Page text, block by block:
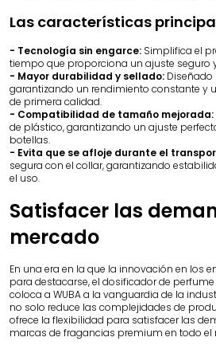
Las características
- Tecnología sin engarce: Simplifica el
tiempo que proporciona un ajuste seguro
- Mayor durabilidad y sellado:
garantizando un rendimiento constante y
de primera calidad.
- Compatibilidad de tamaño mejorada:
de plástico, garantizando un ajuste
botellas.
- Evita que se afloje durante el
segura con el collar, garantizando
el uso.
Satisfacer las
mercado
En una era en la que la innovación en los
para destacarse, el dosificador de perfume
coloca a WUBA a la vanguardia de la
no solo reduce las complejidades de
ofrece la flexibilidad para satisfacer las
marcas de fragancias premium en todo el